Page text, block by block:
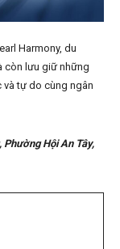
Harmony, du
còn lưu giữ những
và tự do cùng ngân
Hội An Tây,